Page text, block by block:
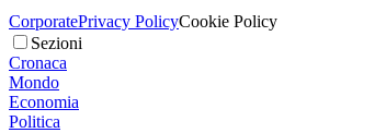
CorporatePrivacy PolicyCookie Policy
Sezioni
Cronaca
Mondo
Economia
Politica